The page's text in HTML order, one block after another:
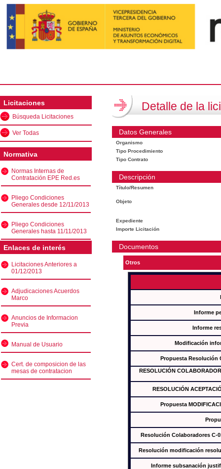
Licitaciones
Búsqueda Licitaciones
Ver Todas
Normativa
Normas Internas de
Contratación EPE Red.es
Pliego Condiciones
Generales desde 12/11/2013
Pliego Condiciones
Generales hasta 11/11/2013
Enlaces de interés
Licitaciones Anteriores a
01/12/2013
Adjudicaciones Acuerdos
Marco
Anuncios de Informacion
Previa
Manual de Usuario
Cert. de composicion de las
mesas de contratacion
Detalle de la
Datos Generales
Organismo
Tipo Procedimiento
Tipo Contrato
Descripción
Título/Resumen
Objeto
Expediente
Importe Licitación
Documentos
Otros
Informe
Informe
Modificación
Propuesta Resolución
RESOLUCIÓN
RESOLUCIÓN
Propuesta
Resolución Colaboradores C-
Resolución modificación
Informe subsanación